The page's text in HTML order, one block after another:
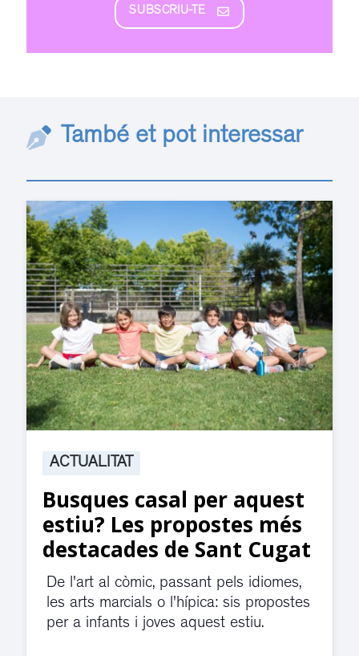
SUBSCRIU-TE
També et pot interessar
ACTUALITAT
Suspesa l’activitat als
jutjats de Rubí fins
divendres per una fuita
d’aigua
El servei de guàrdia i el jutjat de
violència de gènere s'han traslladat a